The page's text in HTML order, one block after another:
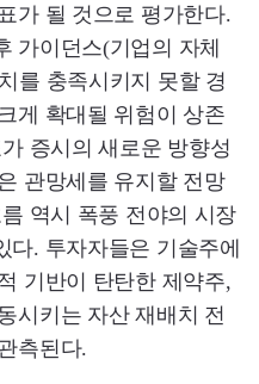
가 될 것으로 평가한다.
가이던스(기업의 자체
를 충족시키지 못할 경
게 확대될 위험이 상존
증시의 새로운 방향성
관망세를 유지할 전망
역시 폭풍 전야의 시장
. 투자자들은 기술주에
기반이 탄탄한 제약주,
시키는 자산 재배치 전
측된다.